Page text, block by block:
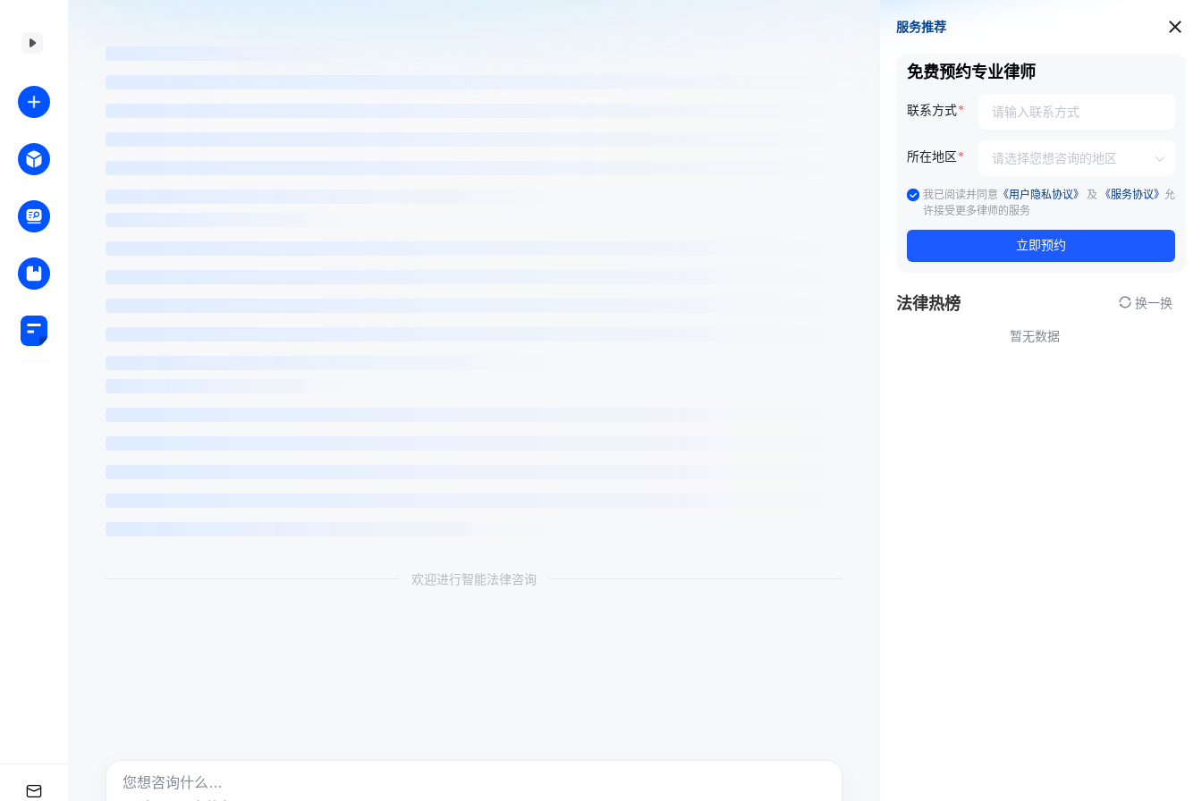
欢迎进行智能法律咨询
服务推荐
服务推荐
免费预约专业律师
联系方式
所在地区
我已阅读并同意 《用户隐私协议》 及 《服务协议》 允
许接受更多律师的服务
立即预约
法律热榜 换一换
暂无数据